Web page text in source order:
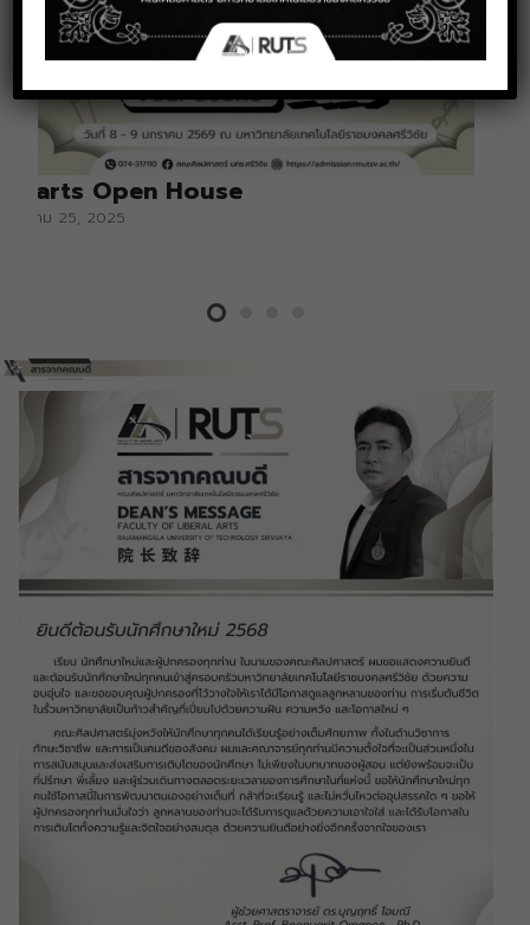
Libarts Open House
ธันวาคม 25, 2025